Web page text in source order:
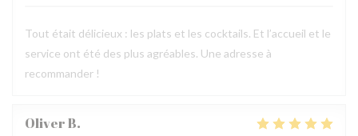
Tout était délicieux : les plats et les cocktails. Et l’accueil et le
service ont été des plus agréables. Une adresse à
recommander !
OliverB